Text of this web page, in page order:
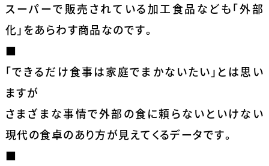
スーパーで販売されている加工食品なども「外部
化」をあらわす商品なのです。
■
「できるだけ食事は家庭でまかないたい」とは思い
ますが
さまざまな事情で外部の食に頼らないといけない
現代の食卓のあり方が見えてくるデータです。
■